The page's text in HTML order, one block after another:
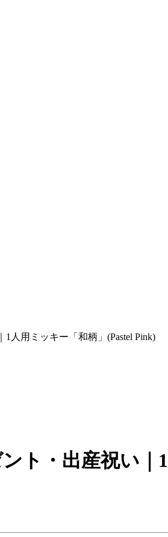
人用ミッキー「和柄」(Pastel Pink)
ト・出産祝い｜